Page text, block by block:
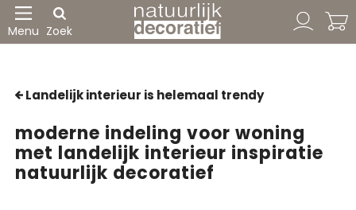
Menu Zoek
Landelijk interieur is helemaal trendy
moderne indeling voor woning
met landelijk interieur inspiratie
natuurlijk decoratief